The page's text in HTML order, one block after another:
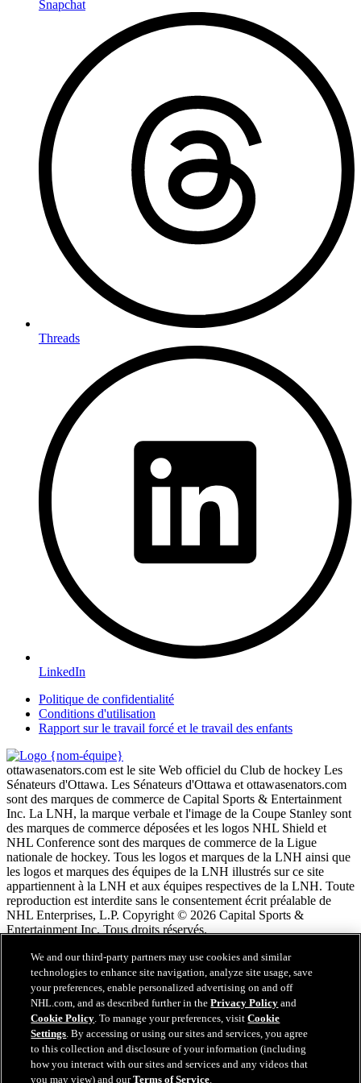
Snapchat
Threads
LinkedIn
Politique de confidentialité
Conditions d'utilisation
Rapport sur le travail forcé et le travail des enfants
ottawasenators.com est le site Web officiel du Club de hockey Les
Sénateurs d'Ottawa. Les Sénateurs d'Ottawa et ottawasenators.com
sont des marques de commerce de Capital Sports & Entertainment
Inc. La LNH, la marque verbale et l'image de la Coupe Stanley sont
des marques de commerce déposées et les logos NHL Shield et
NHL Conference sont des marques de commerce de la Ligue
nationale de hockey. Tous les logos et marques de la LNH ainsi que
les logos et marques des équipes de la LNH illustrés sur ce site
appartiennent à la LNH et aux équipes respectives de la LNH. Toute
reproduction est interdite sans le consentement écrit préalable de
NHL Enterprises, L.P. Copyright © 2026 Capital Sports &
Entertainment Inc. Tous droits réservés.
Conditions d'utilisation de LNH.com
Politique en matière de protection des renseignements
personnels
Politique en Matière de Témoins de Connexion
Paramètres des témoins
Politique de droits d'auteur
Emploi
We and our third-party partners may use cookies and similar
technologies to enhance site navigation, analyze site usage, save
your preferences, enable personalized advertising on and off
NHL.com, and as described further in thePrivacy Policy and
Cookie Policy. To manage your preferences, visitCookie
Settings. By accessing or using our sites and services, you agree
to this collection and disclosure of your information (including
how you interact with our sites and services and any videos that
you may view) and ourTerms of Service.